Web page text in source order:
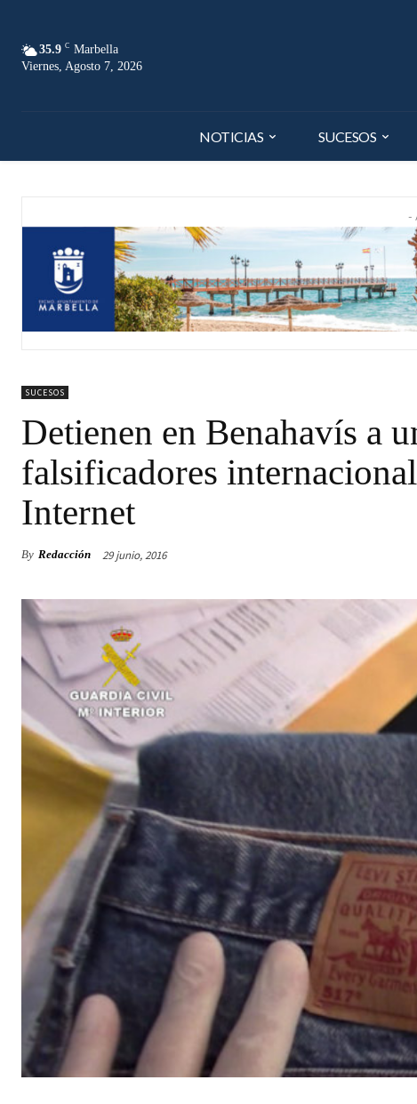
35.9 C Marbella
Viernes, Agosto 7, 2026
NOTICIAS SUCESOS
-
SUCESOS
Detienen en Benahavís a
falsificadores
Internet
By Redacción 29 junio, 2016